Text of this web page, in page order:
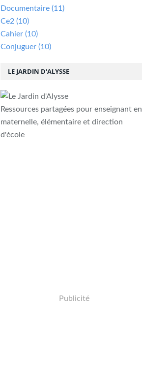
,SOUTIEN
LE JARDIN D'ALYSSE
Ressources partagées pour enseignant en
maternelle, élémentaire et direction
d'école
Publicité
Documentaire (11)
Ce2 (10)
Cahier (10)
Conjuguer (10)